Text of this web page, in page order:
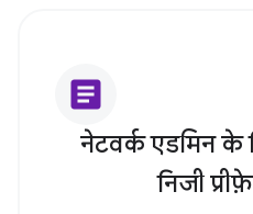
article
नेटवर्क एडमिन के
निजी